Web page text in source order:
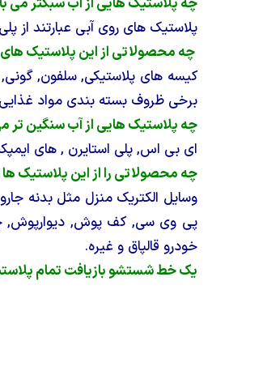
پلاستیک های روی آبی عبارتند از
چه محصولاتی از این پلاستیک
کیسه های پلاستیکی, سلفون,
برخی ظروف بسته بندی مواد
چه پلاستیک هایی از آب سنگین تر
ای بی اس, پلی استایرن , های
چه محصولاتی را از این پلاستیک
وسایل الکتریک منزل مثل بدنه
پی وی سی, کف پوش, دیوارپوش,
خودرو قالپاق و غیره.
یک خط شستشو بازیافت تمام